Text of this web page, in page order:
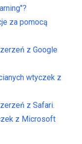
za pomocą
z Google
wtyczek z
z Safari.
z Microsoft